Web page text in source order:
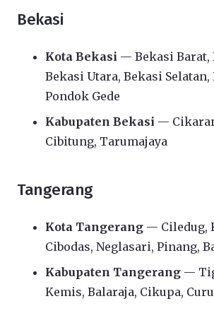
Bekasi
Kota Bekasi — Bekasi Barat,
Bekasi Utara, Bekasi Selatan,
Pondok Gede
Kabupaten Bekasi —
Cibitung, Tarumajaya
Tangerang
Kota Tangerang — Ciledug,
Cibodas, Neglasari, Pinang,
Kabupaten Tangerang —
Kemis, Balaraja, Cikupa,